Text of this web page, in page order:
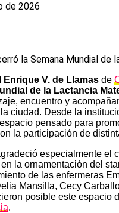
de 2026
Enrique V. de Llamas de
de la Lactancia
encuentro y
ciudad. Desde la
pensado para
la participación de
especialmente el
la ornamentación del
de las enfermeras
Mansilla, Cecy
posible este espacio
.